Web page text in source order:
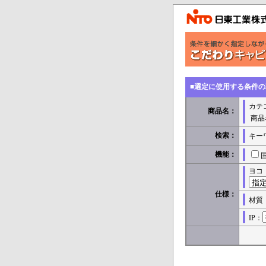
■選定に使用する条件
商品名：
カテ
商品
検索： キー
機能：
仕様：
ヨコ
材質
IP：